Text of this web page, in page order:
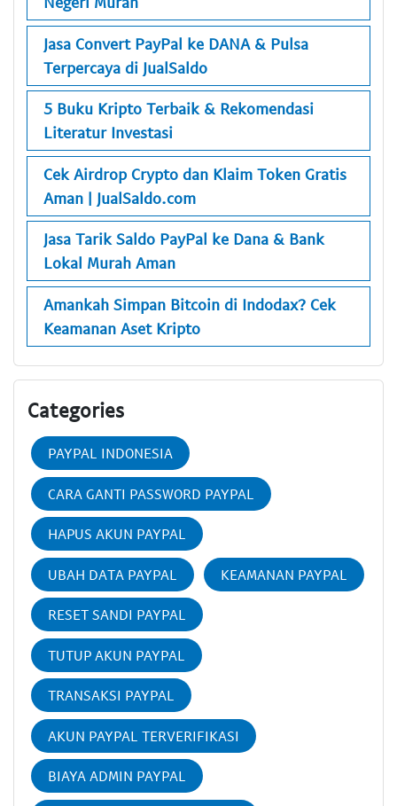
Jasa Convert PayPal ke DANA & Pulsa
Terpercaya di JualSaldo
5 Buku Kripto Terbaik & Rekomendasi
Literatur Investasi
Cek Airdrop Crypto dan Klaim Token Gratis
Aman | JualSaldo.com
Jasa Tarik Saldo PayPal ke Dana & Bank
Lokal Murah Aman
Amankah Simpan Bitcoin di Indodax? Cek
Keamanan Aset Kripto
Categories
PAYPAL INDONESIA
CARA GANTI PASSWORD PAYPAL
HAPUS AKUN PAYPAL
UBAH DATA PAYPAL KEAMANAN PAYPAL
RESET SANDI PAYPAL
TUTUP AKUN PAYPAL
TRANSAKSI PAYPAL
AKUN PAYPAL TERVERIFIKASI
BIAYA ADMIN PAYPAL